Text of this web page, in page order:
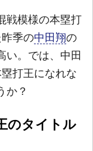
戦模様の本塁打
季の中田翔の
い。では、中田
打王になれな
か？
のタイトル